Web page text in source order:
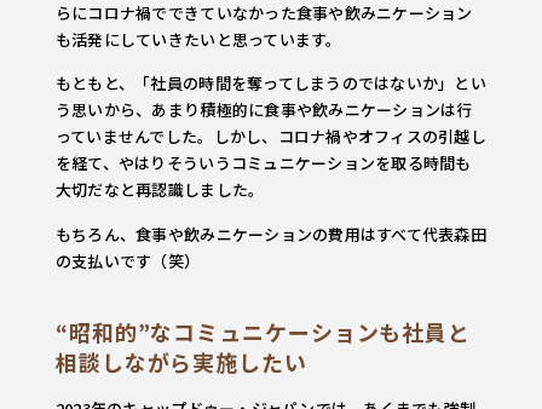
らにコロナ禍でできていなかった食事や飲みニケーション
も活発にしていきたいと思っています。
もともと、「社員の時間を奪ってしまうのではないか」とい
う思いから、あまり積極的に食事や飲みニケーションは行
っていませんでした。しかし、コロナ禍やオフィスの引越し
を経て、やはりそういうコミュニケーションを取る時間も
大切だなと再認識しました。
もちろん、食事や飲みニケーションの費用はすべて代表森田
の支払いです（笑）
“昭和的”なコミュニケーションも社員と
相談しながら実施したい